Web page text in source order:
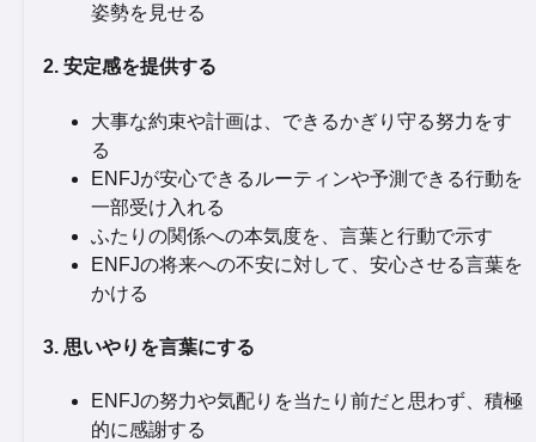
姿勢を見せる
2. 安定感を提供する
大事な約束や計画は、できるかぎり守る努力をす
る
ENFJが安心できるルーティンや予測できる行動を
一部受け入れる
ふたりの関係への本気度を、言葉と行動で示す
ENFJの将来への不安に対して、安心させる言葉を
かける
3. 思いやりを言葉にする
ENFJの努力や気配りを当たり前だと思わず、積極
的に感謝する